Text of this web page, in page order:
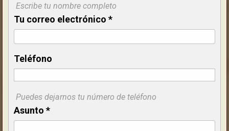
Escribe tu nombre completo
Tu correo electrónico*
Teléfono
Puedes dejarnos tu número de teléfono
Asunto*